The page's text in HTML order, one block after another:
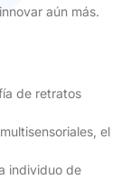
aún más.
de retratos
el
individuo de